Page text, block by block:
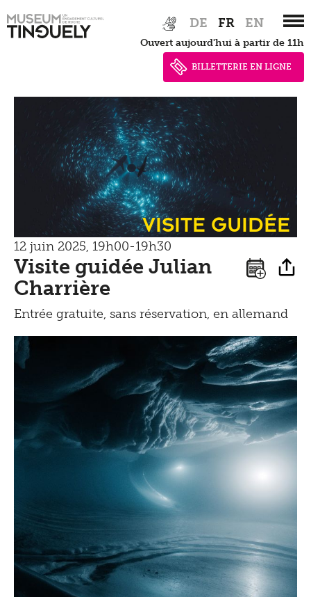
Hauptnavigation
to
DE FR EN
Ouvert aujourd'hui à partir de 11h
BILLETTERIE EN LIGNE
Tinguely100
Marcher
Documents de presse
Visite guidée
12 juin 2025, 19h00-19h30
Visite guidée Julian
Charrière
Entrée gratuite, sans réservation, en allemand